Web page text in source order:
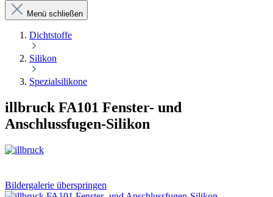
Menü schließen
Dichtstoffe
Silikon
Spezialsilikone
illbruck FA101 Fenster- und
Anschlussfugen-Silikon
Bildergalerie überspringen